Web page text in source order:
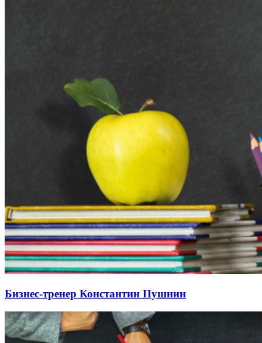
Бизнес-тренер Константин Пушнин